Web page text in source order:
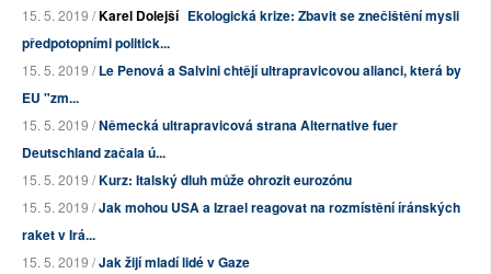
15. 5. 2019 /Karel Dolejší Ekologická krize: Zbavit se znečištění mysli
předpotopními politick...
15. 5. 2019 /Le Penová a Salvini chtějí ultrapravicovou alianci, která by
EU "zm...
15. 5. 2019 /Německá ultrapravicová strana Alternative fuer
Deutschland začala ú...
15. 5. 2019 /Kurz: Italský dluh může ohrozit eurozónu
15. 5. 2019 /Jak mohou USA a Izrael reagovat na rozmístění íránských
raket v Irá...
15. 5. 2019 /Jak žijí mladí lidé v Gaze